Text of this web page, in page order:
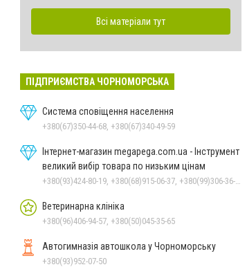
Всі матеріали тут
ПІДПРИЄМСТВА ЧОРНОМОРСЬКА
Система сповіщення населення
+380(67)350-44-68, +380(67)340-49-59
Інтернет-магазин megapega.com.ua - Інструмент
великий вибір товара по низьким цінам
Ветеринарна клініка
+380(96)406-94-57, +380(50)045-35-65
Автогимназія автошкола у Чорноморську
+380(93)952-07-50